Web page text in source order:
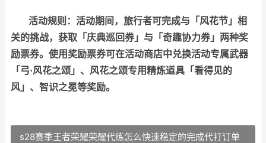
活动规则：活动期间，旅行者可完成与「风花节」相
关的挑战，获取「庆典巡回券」与「奇趣协力券」两种奖
励票券。使用奖励票券可在活动商店中兑换活动专属武器
「弓·风花之颂」、风花之颂专用精炼道具「看得见的
风」、智识之冕等奖励。
s28赛季王者荣耀荣耀代练怎么快速稳定的完成代打订单